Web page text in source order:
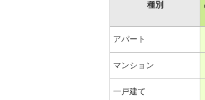
種別
アパート
マンション
一戸建て